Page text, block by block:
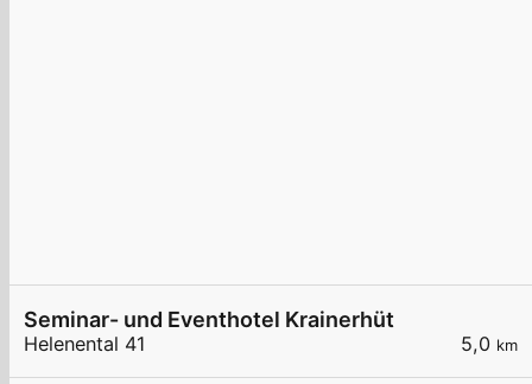
5,0 km
Seminar- und Eventhotel Krainerhütte
Helenental 41